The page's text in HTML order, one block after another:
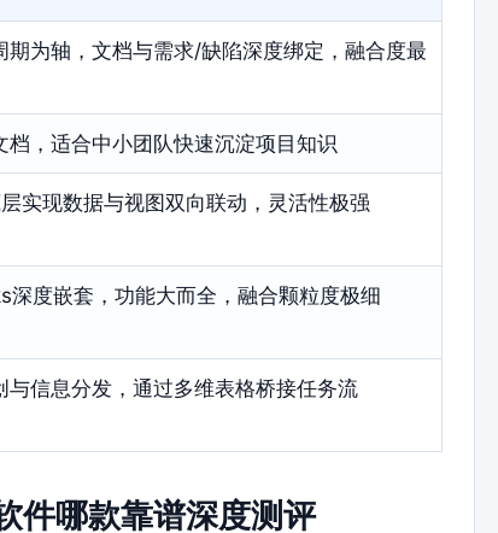
期为轴，文档与需求/缺陷深度绑定，融合度最
档，适合中小团队快速沉淀项目知识
实现数据与视图双向联动，灵活性极强
深度嵌套，功能大而全，融合颗粒度极细
与信息分发，通过多维表格桥接任务流
哪款靠谱深度测评